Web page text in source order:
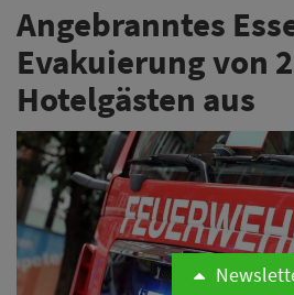
Angebranntes
Evakuierung von
Hotelgästen aus